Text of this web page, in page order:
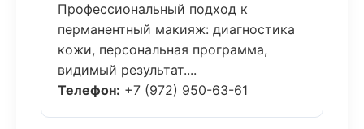
Профессиональный подход к
перманентный макияж: диагностика
кожи, персональная программа,
видимый результат....
Телефон: +7 (972) 950-63-61